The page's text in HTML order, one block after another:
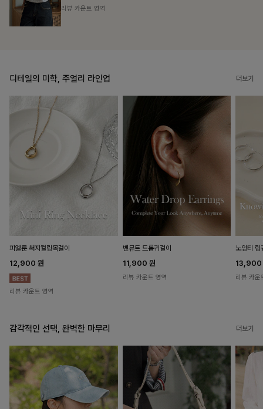
디테일의 미학, 주얼리 라인업 더보기
피엘룬 써지컬링목걸이
12,900 원
리뷰 카운트 영역
벤뮤트 드롭귀걸이
11,900 원
리뷰 카운트 영역
노잉티 링
리뷰 카운
감각적인 선택, 완벽한 마무리 더보기